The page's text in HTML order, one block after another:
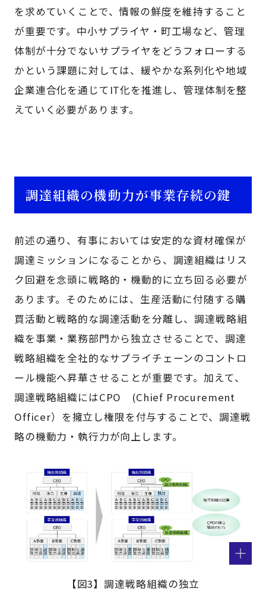
を求めていくことで、情報の鮮度を維持すること
が重要です。中小サプライヤ・町工場など、管理
体制が十分でないサプライヤをどうフォローする
かという課題に対しては、緩やかな系列化や地域
企業連合化を通じてIT化を推進し、管理体制を整
えていく必要があります。
調達組織の機動力が事業存続の鍵
前述の通り、有事においては安定的な資材確保が
調達ミッションになることから、調達組織はリス
ク回避を念頭に戦略的・機動的に立ち回る必要が
あります。そのためには、生産活動に付随する購
買活動と戦略的な調達活動を分離し、調達戦略組
織を事業・業務部門から独立させることで、調達
戦略組織を全社的なサプライチェーンのコントロ
ール機能へ昇華させることが重要です。加えて、
調達戦略組織にはCPO (Chief Procurement
Officer）を擁立し権限を付与することで、調達戦
略の機動力・執行力が向上します。
【図3】調達戦略組織の独立